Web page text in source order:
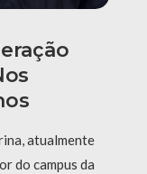
atualmente
do campus da